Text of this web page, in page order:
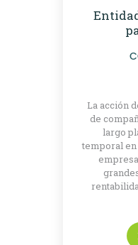
La acción
de
largo
temporal en